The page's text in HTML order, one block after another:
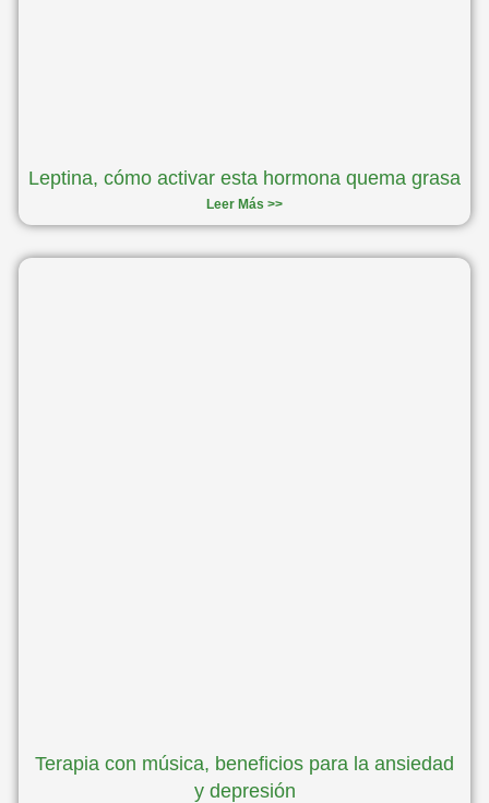
Leptina, cómo activar esta hormona quema grasa
Leer Más >>
Terapia con música, beneficios para la ansiedad
y depresión